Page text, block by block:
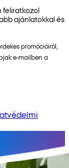
feliratkozol
ajánlatokkal és
promócióiról,
e-mailben a